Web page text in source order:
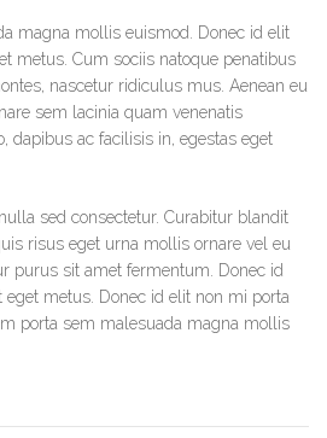
magna mollis euismod. Donec id elit
metus. Cum sociis natoque penatibus
nascetur ridiculus mus. Aenean eu
sem lacinia quam venenatis
dapibus ac facilisis in, egestas eget
sed consectetur. Curabitur blandit
risus eget urna mollis ornare vel eu
purus sit amet fermentum. Donec id
metus. Donec id elit non mi porta
porta sem malesuada magna mollis